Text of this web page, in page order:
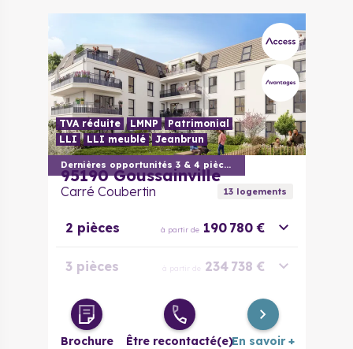
Dernières opportunités 3 & 4 pièces
TVA réduite LMNP
Patrimonial
LLI
LLI meublé Jeanbrun
95190 Goussainville
Carré Coubertin 13logements
2 pièces à partir de 190 780 €
3 pièces à partir de 234 738 €
3 pièces
évolutif
à partir de 244 409 €
Brochure Être recontacté(e)En savoir +